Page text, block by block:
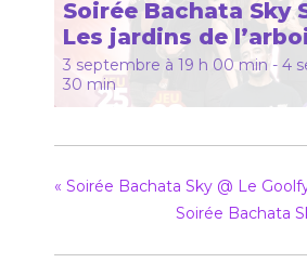
Soirée Bachata Sky
Les jardins de
3 septembre à 19 h 00 min - 4
30 min
« Soirée Bachata Sky @ Le
Soirée Bachata